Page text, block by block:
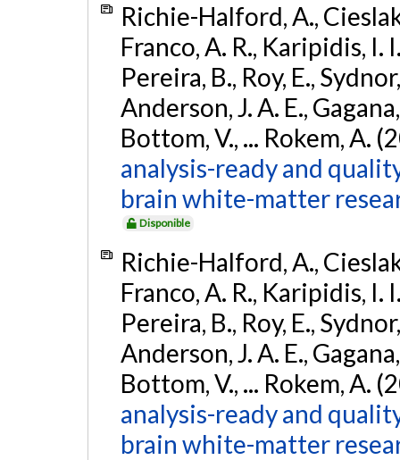
Richie-Halford, A.,
Franco, A. R., Karipidis, I.
Pereira, B., Roy, E.,
Anderson, J. A. E.,
Bottom, V., ... Rokem, A.
analysis-ready and
brain white-matter
Disponible
Richie-Halford, A.,
Franco, A. R., Karipidis, I.
Pereira, B., Roy, E.,
Anderson, J. A. E.,
Bottom, V., ... Rokem, A.
analysis-ready and
brain white-matter